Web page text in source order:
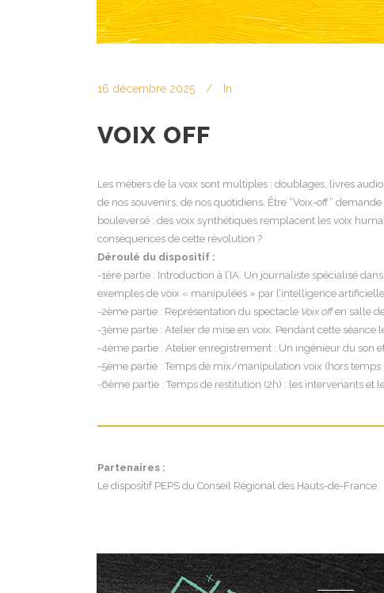
16 décembre 2025 In
VOIX OFF
Les métiers de la voix sont multiples : doublages, livres
de nos souvenirs, de nos quotidiens. Être “Voix-off”
bouleversé : des voix synthétiques remplacent les voix
conséquences de cette révolution ?
Déroulé du dispositif :
-1ère partie : Introduction à l’IA. Un journaliste spécialisé
exemples de voix « manipulées » par l’intelligence artificielle
-2ème partie : Représentation du spectacle Voix offen salle
-3ème partie : Atelier de mise en voix. Pendant cette
-4ème partie : Atelier enregistrement : Un ingénieur du son
-5ème partie : Temps de mix/manipulation voix (hors temps
-6ème partie : Temps de restitution (2h) : les intervenants et
Partenaires :
Le dispositif PEPS du Conseil Régional des Hauts-de-France